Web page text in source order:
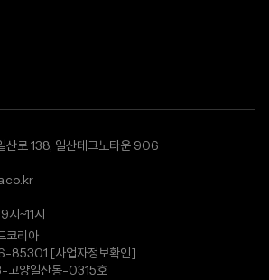
산로 138, 일산테크노타운 906
시~11시
코리아
85301 [사업자정보확인]
고양일산동-0315호